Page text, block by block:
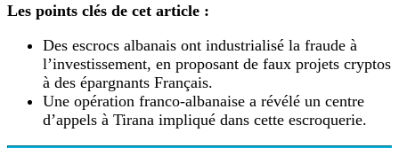
Les points clés de cet article :
Des escrocs albanais ont industrialisé la fraude à
l’investissement, en proposant de faux projets cryptos
à des épargnants Français.
Une opération franco-albanaise a révélé un centre
d’appels à Tirana impliqué dans cette escroquerie.